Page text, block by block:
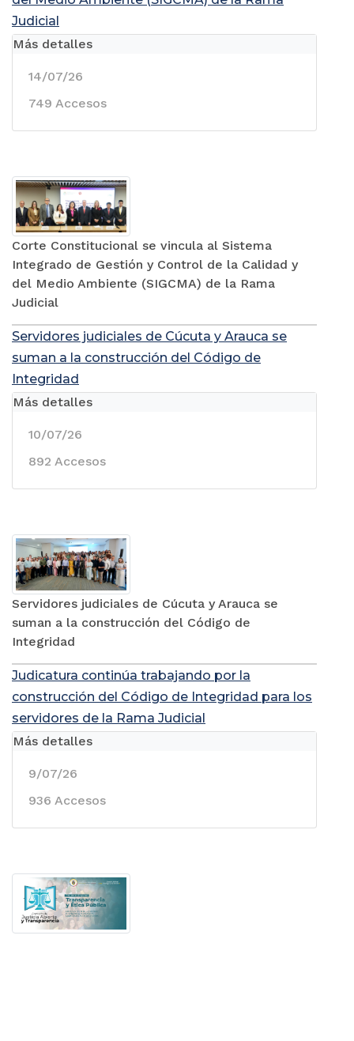
Judicial
Corte Constitucional se vincula al Sistema
Integrado de Gestión y Control de la Calidad y
del Medio Ambiente (SIGCMA) de la Rama
Judicial
Más detalles
14/07/26
749 Accesos
Servidores judiciales de Cúcuta y Arauca se
suman a la construcción del Código de
Integridad
Servidores judiciales de Cúcuta y Arauca se
suman a la construcción del Código de
Integridad
Más detalles
10/07/26
892 Accesos
Judicatura continúa trabajando por la
construcción del Código de Integridad para los
servidores de la Rama Judicial
Más detalles
9/07/26
936 Accesos